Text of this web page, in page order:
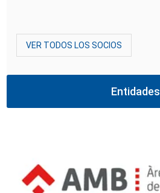
VER TODOS LOS SOCIOS
Entidades